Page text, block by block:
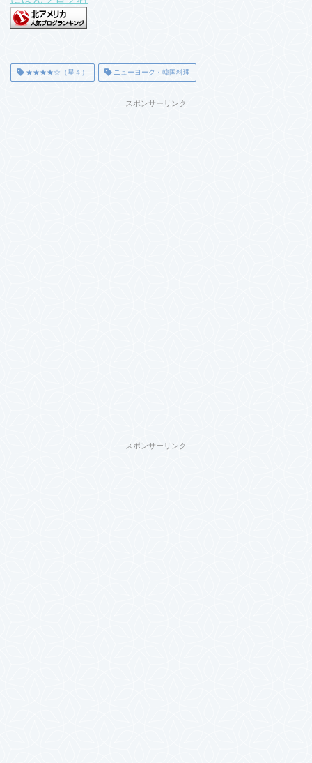
★★★★☆（星４） ニューヨーク・韓国料理
スポンサーリンク
スポンサーリンク